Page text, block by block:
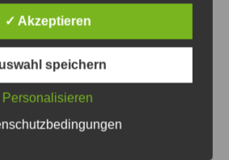
✓ Akzeptieren
speichern
Personalisieren